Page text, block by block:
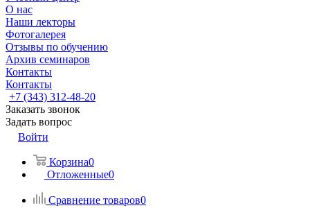
О нас
Наши лекторы
Фотогалерея
Отзывы по обучению
Архив семинаров
Контакты
Контакты
+7 (343) 312-48-20
Заказать звонок
Задать вопрос
Войти
Корзина0
Отложенные0
Сравнение товаров0